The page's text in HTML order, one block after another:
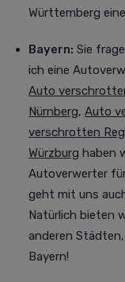
Württemberg
Bayern: Sie
ich eine
Auto
Nürnberg, Auto
verschrotten
Würzburg haben
Autoverwerter
geht mit uns
Natürlich bieten
anderen
Bayern!